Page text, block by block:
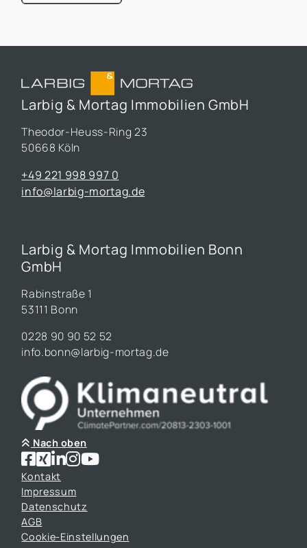
Larbig & Mortag Immobilien GmbH
Theodor-Heuss-Ring 23
50668 Köln
+49 221 998 997 0
info@larbig-mortag.de
Larbig & Mortag Immobilien Bonn
GmbH
Rabinstraße 1
53111 Bonn
0228 90 90 52 52
info.bonn@larbig-mortag.de
Nach oben
Kontakt
Impressum
Datenschutz
AGB
Cookie-Einstellungen